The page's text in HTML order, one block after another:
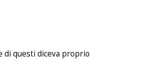
di questi diceva proprio